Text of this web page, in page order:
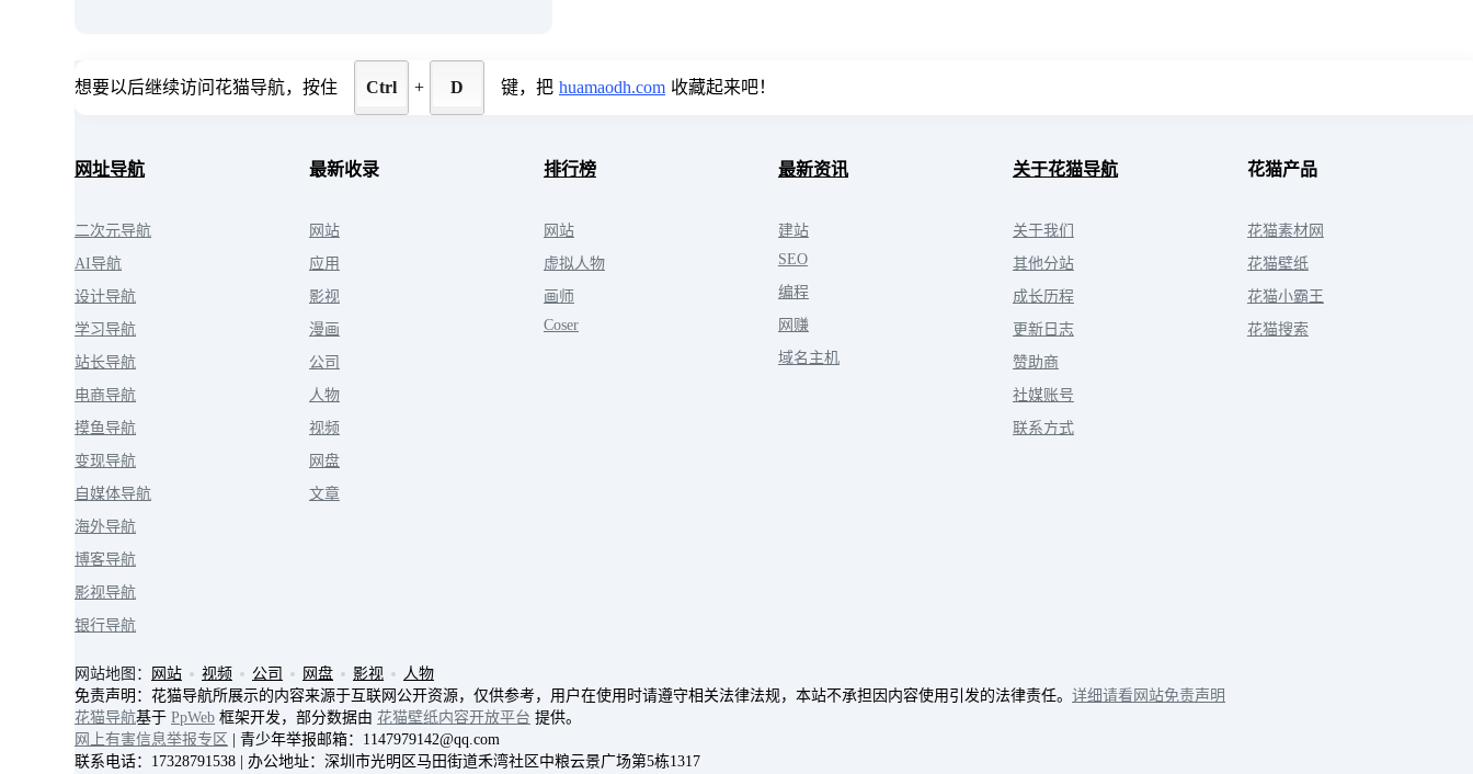
想要以后继续访问花猫导航，按住 Ctrl + D 键，把 huamaodh.com 收藏起来吧！
网址导航
二次元导航
AI导航
设计导航
学习导航
站长导航
电商导航
摸鱼导航
变现导航
自媒体导航
海外导航
博客导航
影视导航
银行导航
最新收录
网站
应用
影视
漫画
公司
人物
视频
网盘
文章
排行榜
网站
虚拟人物
画师
Coser
最新资讯
建站
SEO
编程
网赚
域名主机
关于花猫导航
关于我们
其他分站
成长历程
更新日志
赞助商
社媒账号
联系方式
花猫产品
花猫素材网
花猫壁纸
花猫小霸王
花猫搜索
网站地图： 网站 视频 公司 网盘 影视
人物
免责声明：花猫导航所展示的内容来源于互联网公开资源，仅供参考，用户在使用时请遵守相关法律法规，本站不承担因内容使用引发的法律责任。 详细请看网站免责声明
花猫导航基于 PpWeb 框架开发，部分数据由 花猫壁纸内容开放平台 提供。
网上有害信息举报专区
| 青少年举报邮箱：1147979142@qq.com
联系电话：17328791538 | 办公地址：深圳市光明区马田街道禾湾社区中粮云景广场第5栋1317